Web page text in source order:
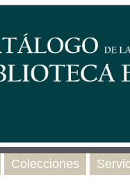
Colecciones